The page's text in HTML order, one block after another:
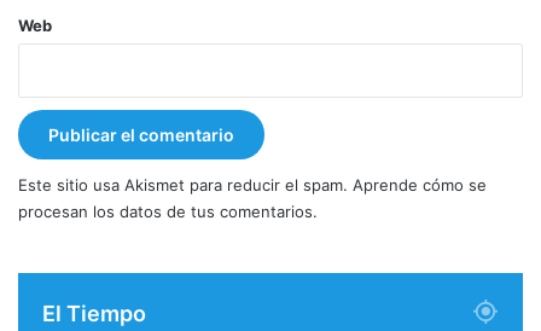
Web
Este sitio usa Akismet para reducir el spam. Aprende cómo se
procesan los datos de tus comentarios.
El Tiempo